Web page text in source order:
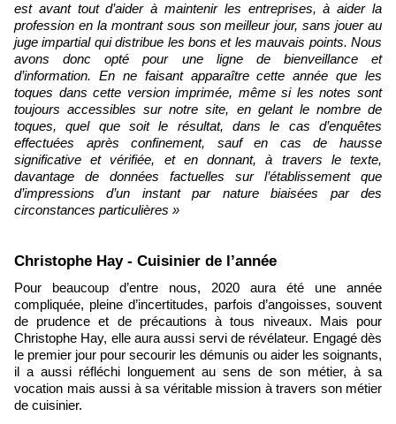
est avant tout d’aider à maintenir les entreprises, à aider la
profession en la montrant sous son meilleur jour, sans jouer au
juge impartial qui distribue les bons et les mauvais points. Nous
avons donc opté pour une ligne de bienveillance et
d’information. En ne faisant apparaître cette année que les
toques dans cette version imprimée, même si les notes sont
toujours accessibles sur notre site, en gelant le nombre de
toques, quel que soit le résultat, dans le cas d’enquêtes
effectuées après confinement, sauf en cas de hausse
significative et vérifiée, et en donnant, à travers le texte,
davantage de données factuelles sur l’établissement que
d’impressions d’un instant par nature biaisées par des
circonstances particulières »
Christophe Hay - Cuisinier de l’année
Pour beaucoup d’entre nous, 2020 aura été une année
compliquée, pleine d’incertitudes, parfois d’angoisses, souvent
de prudence et de précautions à tous niveaux. Mais pour
Christophe Hay, elle aura aussi servi de révélateur. Engagé dès
le premier jour pour secourir les démunis ou aider les soignants,
il a aussi réfléchi longuement au sens de son métier, à sa
vocation mais aussi à sa véritable mission à travers son métier
de cuisinier.